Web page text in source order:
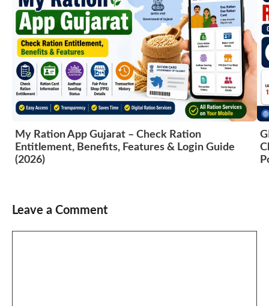
My Ration App Gujarat – Check Ration
Entitlement, Benefits, Features & Login Guide
(2026)
Leave a Comment